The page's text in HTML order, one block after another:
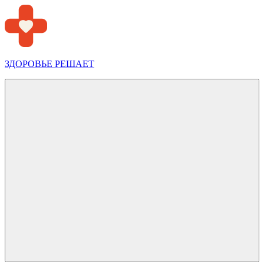
Перейти
к
содержимому
ЗДОРОВЬЕ РЕШАЕТ